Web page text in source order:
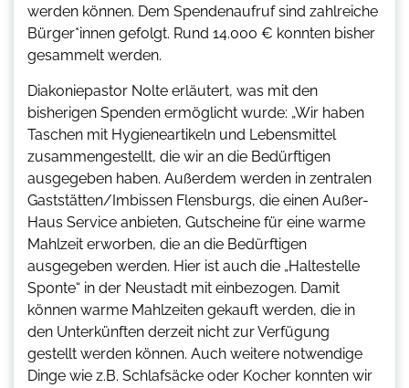
werden können. Dem Spendenaufruf sind zahlreiche
Bürger*innen gefolgt. Rund 14.000 € konnten bisher
gesammelt werden.
Diakoniepastor Nolte erläutert, was mit den
bisherigen Spenden ermöglicht wurde: „Wir haben
Taschen mit Hygieneartikeln und Lebensmittel
zusammengestellt, die wir an die Bedürftigen
ausgegeben haben. Außerdem werden in zentralen
Gaststätten/Imbissen Flensburgs, die einen Außer-
Haus Service anbieten, Gutscheine für eine warme
Mahlzeit erworben, die an die Bedürftigen
ausgegeben werden. Hier ist auch die „Haltestelle
Sponte“ in der Neustadt mit einbezogen. Damit
können warme Mahlzeiten gekauft werden, die in
den Unterkünften derzeit nicht zur Verfügung
gestellt werden können. Auch weitere notwendige
Dinge wie z.B. Schlafsäcke oder Kocher konnten wir